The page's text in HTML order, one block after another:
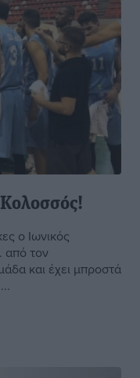
Κολοσσός!
ο Ιωνικός
τον
και έχει μπροστά